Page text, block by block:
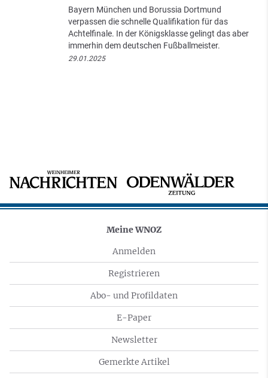
Bayern München und Borussia Dortmund
verpassen die schnelle Qualifikation für das
Achtelfinale. In der Königsklasse gelingt das aber
immerhin dem deutschen Fußballmeister.
29.01.2025
Meine WNOZ
Anmelden
Registrieren
Abo- und Profildaten
E-Paper
Newsletter
Gemerkte Artikel